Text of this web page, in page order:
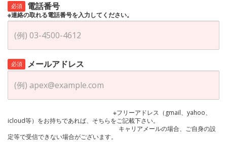
必須 電話番号
※連絡の取れる電話番号を入力してください。
必須 メールアドレス
※フリーアドレス（gmail、yahoo、
icloud等）をお持ちであれば、そちらをご記載下さい。
キャリアメールの場合、ご自身の設
定等で受信できない場合がございます。